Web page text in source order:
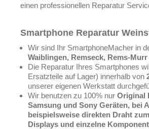
einen professionellen Reparatur
Smartphone Reparatur
Wir sind Ihr SmartphoneMacher in
Waiblingen, Remseck, Rems-
Die Reparatur Ihres Smartphones
Ersatzteile auf Lager) innerhalb von
unserer eigenen Werkstatt
Wir benutzen zu 100% nur Original
Samsung und Sony Geräten, bei
beispielsweise direkten Draht
Displays und einzelne